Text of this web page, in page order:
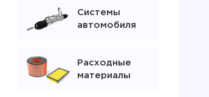
Системы
автомобиля
Расходные
материалы